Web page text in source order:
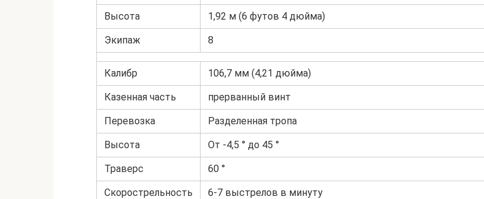
Высота 1,92 м (6 футов 4 дюйма)
Экипаж 8
Калибр 106,7 мм (4,21 дюйма)
Казенная часть прерванный винт
Перевозка Разделенная тропа
Высота От -4,5 ° до 45 °
Траверс 60 °
Скорострельность 6-7 выстрелов в минуту